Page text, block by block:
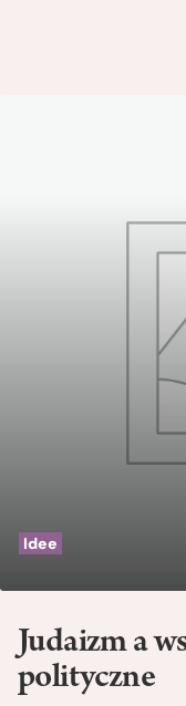
Idee
Judaizm a
polityczne